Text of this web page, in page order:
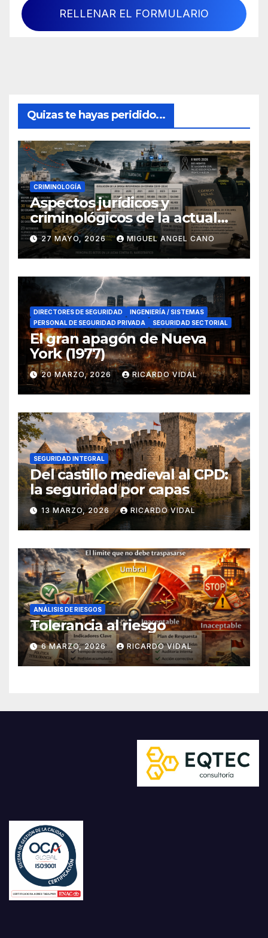
RELLENAR EL FORMULARIO
Quizas te hayas peridido...
CRIMINOLOGÍA
Aspectos jurídicos y
criminológicos de la actual
lucha contra el narcotráfico
en el sur de España
27 MAYO, 2026 MIGUEL ANGEL CANO
DIRECTORES DE SEGURIDAD
INGENIERÍA / SISTEMAS
PERSONAL DE SEGURIDAD PRIVADA
SEGURIDAD SECTORIAL
El gran apagón de Nueva
York (1977)
20 MARZO, 2026 RICARDO VIDAL
SEGURIDAD INTEGRAL
Del castillo medieval al CPD:
la seguridad por capas
13 MARZO, 2026 RICARDO VIDAL
ANÁLISIS DE RIESGOS
Tolerancia al riesgo
6 MARZO, 2026 RICARDO VIDAL